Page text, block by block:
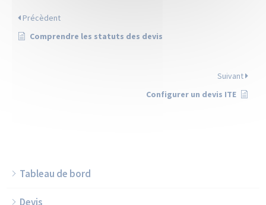
Tableau de bord
Devis
Précèdent
Comprendre les statuts des devis
Suivant
Configurer un devis ITE